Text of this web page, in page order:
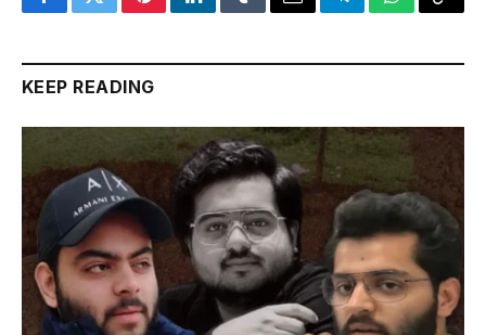
FacebookTwitterPinterestLinkedInTumblrEmailTelegramWhatsApp
Copy
KEEP READING